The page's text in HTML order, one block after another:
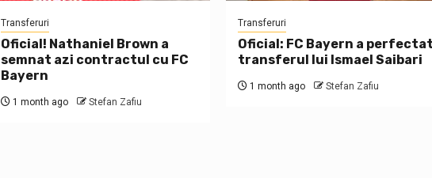
Transferuri
Oficial! Nathaniel Brown a
semnat azi contractul cu FC
Bayern
1 month ago Stefan Zafiu
Transferuri
Oficial: FC Bayern a
transferul lui Ismael Saibari
1 month ago Stefan Zafiu